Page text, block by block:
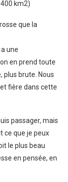
km2)
que la
une
en prend toute
plus brute. Nous
fière dans cette
passager, mais
ce que je peux
le plus beau
en pensée, en